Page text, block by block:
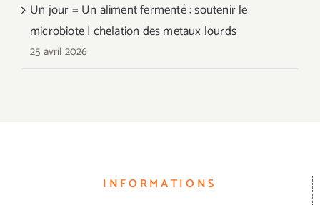
Un jour = Un aliment fermenté : soutenir le
microbiote | chelation des metaux lourds
25 avril 2026
INFORMATIONS